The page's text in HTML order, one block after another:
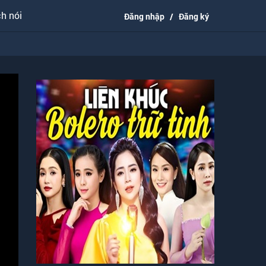
nói Đăng nhập / Đăng ký